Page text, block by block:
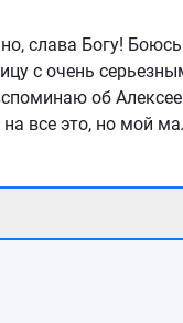
слава Богу! Боюсь
с очень
об Алексее
все это, но мой